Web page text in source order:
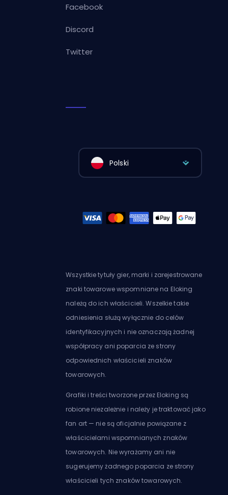
Facebook
Discord
Twitter
Polski
Wszystkie tytuły gier, marki i zarejestrowane
znaki towarowe wspomniane na Eloking
należą do ich właścicieli. Wszelkie takie
odniesienia służą wyłącznie do celów
identyfikacyjnych i nie oznaczają żadnej
współpracy ani poparcia ze strony
odpowiednich właścicieli znaków
towarowych.
Grafiki i treści tworzone przez Eloking są
robione niezależnie i należy je traktować jako
fan art — nie są oficjalnie powiązane z
właścicielami wspomnianych znaków
towarowych. Nie wyrażamy ani nie
sugerujemy żadnego poparcia ze strony
właścicieli tych znaków towarowych.